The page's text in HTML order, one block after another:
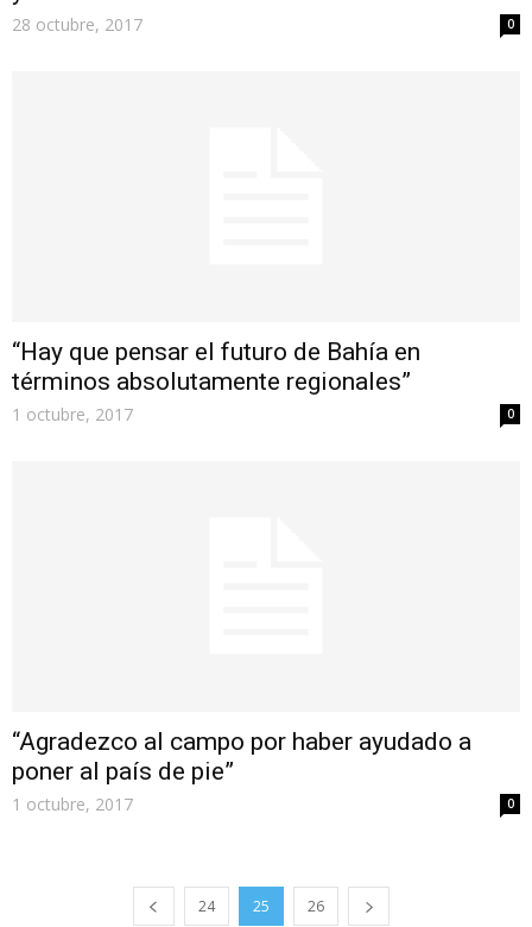
28 octubre, 2017 0
“Hay que pensar el futuro de Bahía en
términos absolutamente regionales”
1 octubre, 2017 0
“Agradezco al campo por haber ayudado a
poner al país de pie”
1 octubre, 2017 0
24 25 26